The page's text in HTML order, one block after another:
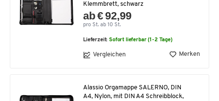
Klemmbrett, schwarz
ab € 92,99
pro St. ab 10 St.
Lieferzeit:Sofort lieferbar (1-2 Tage)
Vergleichen Merken
Alassio Orgamappe SALERNO, DIN
A4, Nylon, mit DIN A4 Schreibblock,